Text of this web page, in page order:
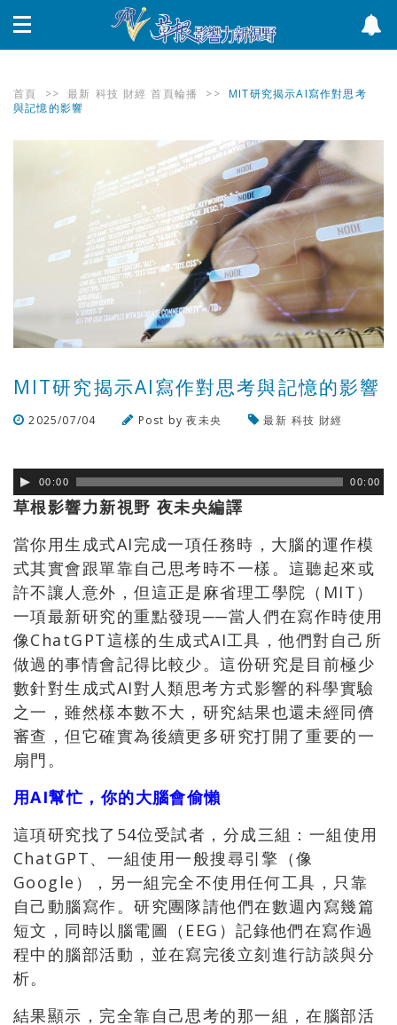
首頁 >> 最新 科技 財經 首頁輪播 >> MIT研究揭示AI寫作對思考
與記憶的影響
MIT研究揭示AI寫作對思考與記憶的影響
2025/07/04 Post by夜未央 最新 科技 財經
00:00 00:00
草根影響力新視野 夜未央編譯
當你用生成式AI完成一項任務時，大腦的運作模
式其實會跟單靠自己思考時不一樣。這聽起來或
許不讓人意外，但這正是麻省理工學院（MIT）
一項最新研究的重點發現──當人們在寫作時使用
像ChatGPT這樣的生成式AI工具，他們對自己所
做過的事情會記得比較少。這份研究是目前極少
數針對生成式AI對人類思考方式影響的科學實驗
之一，雖然樣本數不大，研究結果也還未經同儕
審查，但它確實為後續更多研究打開了重要的一
扇門。
用AI幫忙，你的大腦會偷懶
這項研究找了54位受試者，分成三組：一組使用
ChatGPT、一組使用一般搜尋引擎（像
Google），另一組完全不使用任何工具，只靠
自己動腦寫作。研究團隊請他們在數週內寫幾篇
短文，同時以腦電圖（EEG）記錄他們在寫作過
程中的腦部活動，並在寫完後立刻進行訪談與分
析。
結果顯示，完全靠自己思考的那一組，在腦部活